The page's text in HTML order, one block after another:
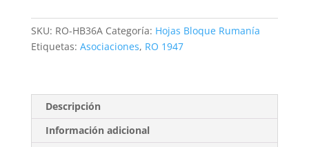
General
del
SKU: RO-HB36A Categoría: Hojas Bloque Rumanía
Etiquetas: Asociaciones, RO 1947
Descripción
Información adicional